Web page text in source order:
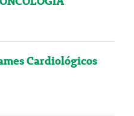
Cardiológicos